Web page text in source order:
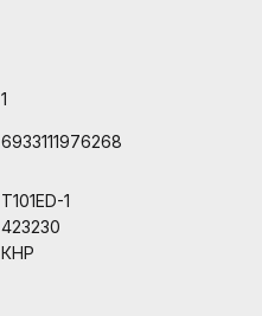
1
6933111976268
T101ED-1
423230
КНР